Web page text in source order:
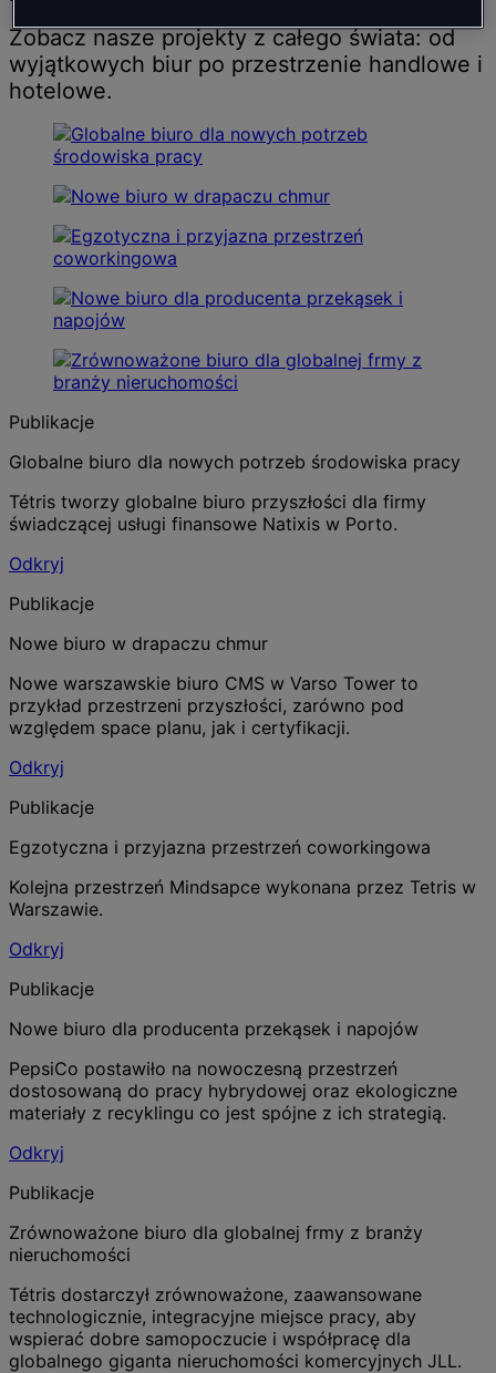
Zobacz nasze projekty z całego świata: od
wyjątkowych biur po przestrzenie handlowe i
hotelowe.
Publikacje
Globalne biuro dla nowych potrzeb środowiska pracy
Tétris tworzy globalne biuro przyszłości dla firmy
świadczącej usługi finansowe Natixis w Porto.
Odkryj
Publikacje
Nowe biuro w drapaczu chmur
Nowe warszawskie biuro CMS w Varso Tower to
przykład przestrzeni przyszłości, zarówno pod
względem space planu, jak i certyfikacji.
Odkryj
Publikacje
Egzotyczna i przyjazna przestrzeń coworkingowa
Kolejna przestrzeń Mindsapce wykonana przez Tetris w
Warszawie.
Odkryj
Publikacje
Nowe biuro dla producenta przekąsek i napojów
PepsiCo postawiło na nowoczesną przestrzeń
dostosowaną do pracy hybrydowej oraz ekologiczne
materiały z recyklingu co jest spójne z ich strategią.
Odkryj
Publikacje
Zrównoważone biuro dla globalnej frmy z branży
nieruchomości
Tétris dostarczył zrównoważone, zaawansowane
technologicznie, integracyjne miejsce pracy, aby
wspierać dobre samopoczucie i współpracę dla
globalnego giganta nieruchomości komercyjnych JLL.